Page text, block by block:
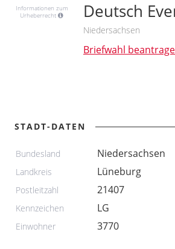
Informationen zum
Urheberrecht
Deutsch
Niedersachsen
Briefwahl
STADT-DATEN
Bundesland Niedersachsen
Landkreis Lüneburg
Postleitzahl 21407
Kennzeichen LG
Einwohner 3770